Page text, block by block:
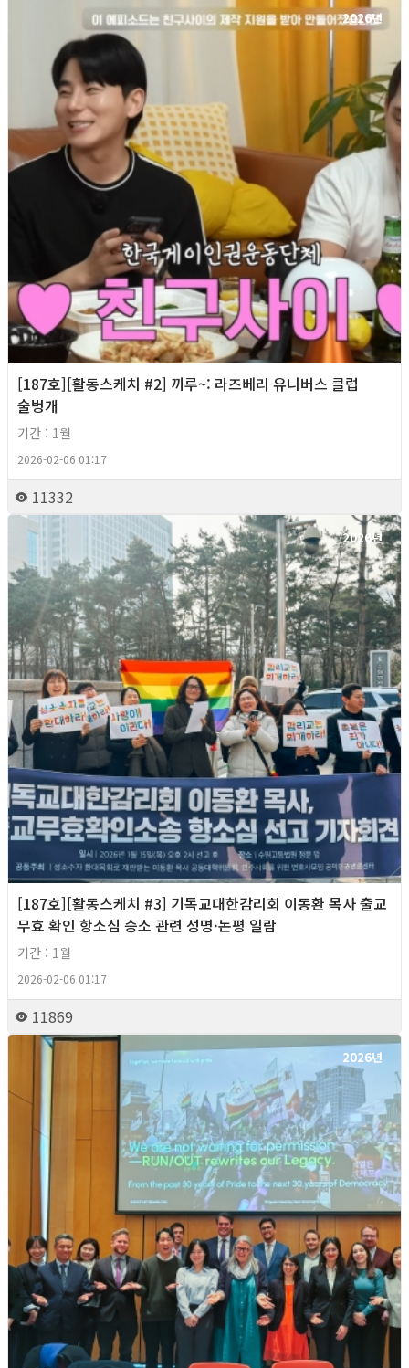
2026년
[187호][활동스케치 #2] 끼루~: 라즈베리 유니버스 클럽
술벙개
기간 : 1월
2026-02-06 01:17
11332
2026년
[187호][활동스케치 #3] 기독교대한감리회 이동환 목사 출교
무효 확인 항소심 승소 관련 성명·논평 일람
기간 : 1월
2026-02-06 01:17
11869
2026년